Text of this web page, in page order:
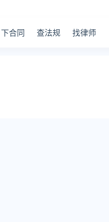
下合同 查法规 找律师